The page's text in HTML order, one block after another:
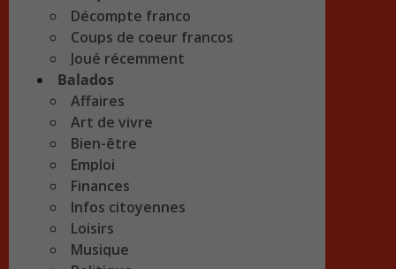
Décompte franco
Coups de coeur francos
Joué récemment
Balados
Affaires
Art de vivre
Bien-être
Emploi
Finances
Infos citoyennes
Loisirs
Musique